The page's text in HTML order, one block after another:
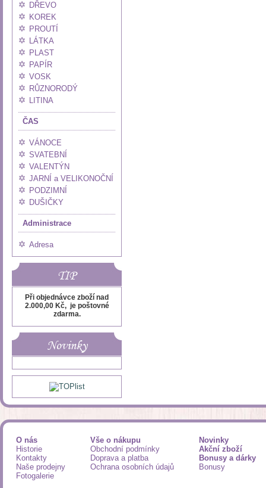
DŘEVO
KOREK
PROUTÍ
LÁTKA
PLAST
PAPÍR
VOSK
RŮZNORODÝ
LITINA
ČAS
VÁNOCE
SVATEBNÍ
VALENTÝN
JARNÍ a VELIKONOČNÍ
PODZIMNÍ
DUŠIČKY
Administrace
Adresa
TIP
Při objednávce zboží nad
2.000,00 Kč, je poštovné
zdarma.
Novinky
O nás
Historie
Kontakty
Naše prodejny
Fotogalerie
Vše o nákupu
Obchodní podmínky
Doprava a platba
Ochrana osobních údajů
Novinky
Akční zboží
Bonusy a dárky
Bonusy